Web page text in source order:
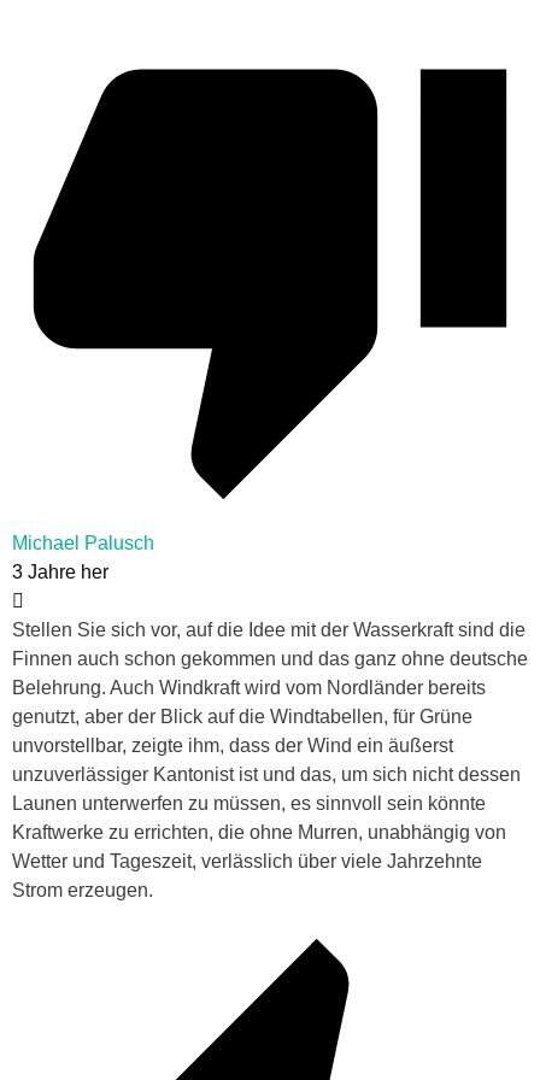
Michael Palusch
3 Jahre her
Stellen Sie sich vor, auf die Idee mit der Wasserkraft sind die
Finnen auch schon gekommen und das ganz ohne deutsche
Belehrung. Auch Windkraft wird vom Nordländer bereits
genutzt, aber der Blick auf die Windtabellen, für Grüne
unvorstellbar, zeigte ihm, dass der Wind ein äußerst
unzuverlässiger Kantonist ist und das, um sich nicht dessen
Launen unterwerfen zu müssen, es sinnvoll sein könnte
Kraftwerke zu errichten, die ohne Murren, unabhängig von
Wetter und Tageszeit, verlässlich über viele Jahrzehnte
Strom erzeugen.